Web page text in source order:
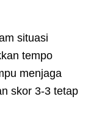
situasi
tempo
menjaga
skor 3-3 tetap